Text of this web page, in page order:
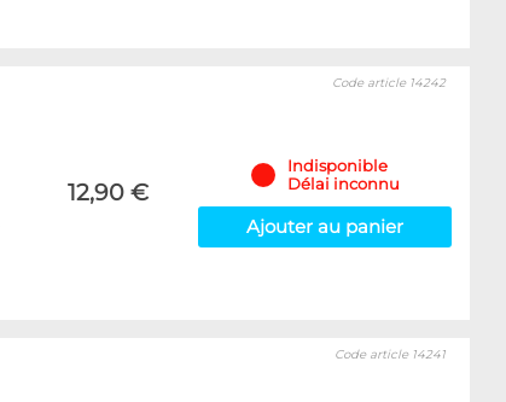
12,90 €
Code article 14242
Indisponible
Délai inconnu
Ajouter au panier
Code article 14241